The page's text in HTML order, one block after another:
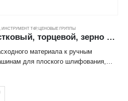
ИНСТРУМЕНТ Т4Р, ЦЕНОВЫЕ ГРУППЫ
Диск ТУЛБЕРГ лепестковый, торцевой, зерно 80 (115*22мм)
материала к ручным
для плоского шлифования,
металлов, древесины,